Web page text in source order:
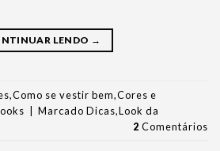
LENDO →
,Como se vestir bem,Cores e
| Marcado Dicas,Look da
2 Comentários